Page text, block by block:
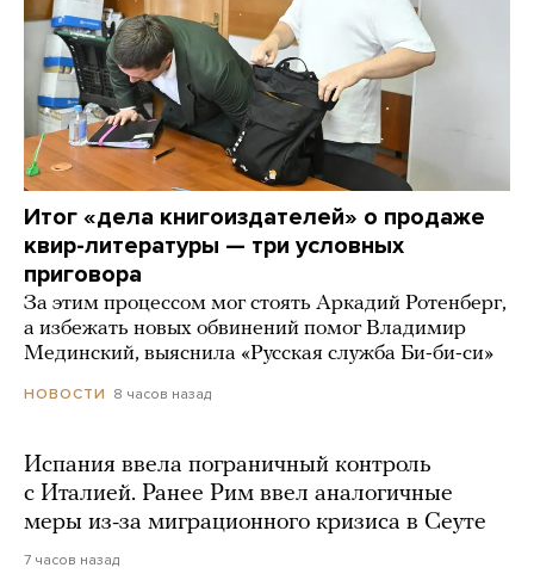
Итог «дела книгоиздателей» о продаже
квир-литературы — три условных
приговора
За этим процессом мог стоять Аркадий Ротенберг,
а избежать новых обвинений помог Владимир
Мединский, выяснила «Русская служба Би-би-си»
НОВОСТИ 8 часов назад
Испания ввела пограничный контроль
с Италией. Ранее Рим ввел аналогичные
меры из-за миграционного кризиса в Сеуте
7 часов назад